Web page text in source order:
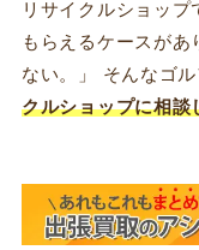
リサイクルショップ
もらえるケースが
ない。」 そんなゴ
クルショップに相談